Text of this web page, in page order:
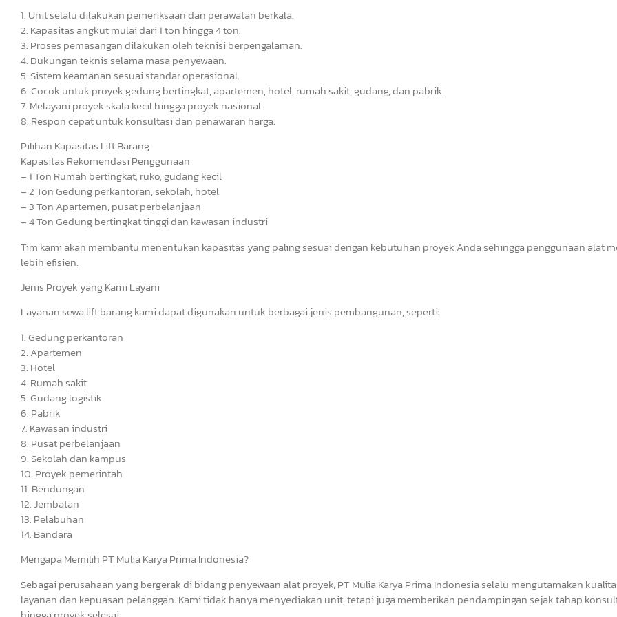
1. Unit selalu dilakukan pemeriksaan dan perawatan berkala.
2. Kapasitas angkut mulai dari 1 ton hingga 4 ton.
3. Proses pemasangan dilakukan oleh teknisi berpengalaman.
4. Dukungan teknis selama masa penyewaan.
5. Sistem keamanan sesuai standar operasional.
6. Cocok untuk proyek gedung bertingkat, apartemen, hotel, rumah sakit, gudang, dan pabrik.
7. Melayani proyek skala kecil hingga proyek nasional.
8. Respon cepat untuk konsultasi dan penawaran harga.
Pilihan Kapasitas Lift Barang
Kapasitas Rekomendasi Penggunaan
– 1 Ton Rumah bertingkat, ruko, gudang kecil
– 2 Ton Gedung perkantoran, sekolah, hotel
– 3 Ton Apartemen, pusat perbelanjaan
– 4 Ton Gedung bertingkat tinggi dan kawasan industri
Tim kami akan membantu menentukan kapasitas yang paling sesuai dengan kebutuhan proyek Anda sehingga penggunaan alat
lebih efisien.
Jenis Proyek yang Kami Layani
Layanan sewa lift barang kami dapat digunakan untuk berbagai jenis pembangunan, seperti:
1. Gedung perkantoran
2. Apartemen
3. Hotel
4. Rumah sakit
5. Gudang logistik
6. Pabrik
7. Kawasan industri
8. Pusat perbelanjaan
9. Sekolah dan kampus
10. Proyek pemerintah
11. Bendungan
12. Jembatan
13. Pelabuhan
14. Bandara
Mengapa Memilih PT Mulia Karya Prima Indonesia?
Sebagai perusahaan yang bergerak di bidang penyewaan alat proyek, PT Mulia Karya Prima Indonesia selalu mengutamakan
layanan dan kepuasan pelanggan. Kami tidak hanya menyediakan unit, tetapi juga memberikan pendampingan sejak tahap